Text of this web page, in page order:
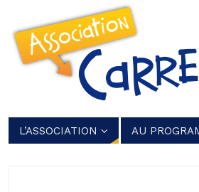
L’ASSOCIATION AU